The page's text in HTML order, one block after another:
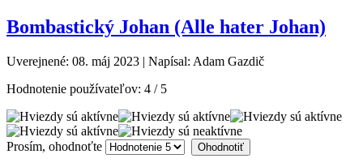
Bombastický Johan (Alle hater Johan)
Uverejnené: 08. máj 2023 | Napísal: Adam Gazdič
Hodnotenie používateľov: 4 / 5
Prosím, ohodnoťte